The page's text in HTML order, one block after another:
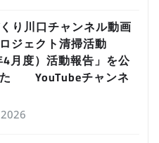
り川口チャンネル動画
ジェクト清掃活動
4月度）活動報告」を公
た YouTubeチャンネ